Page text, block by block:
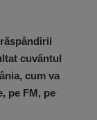
cuvântul
cum va
pe FM, pe